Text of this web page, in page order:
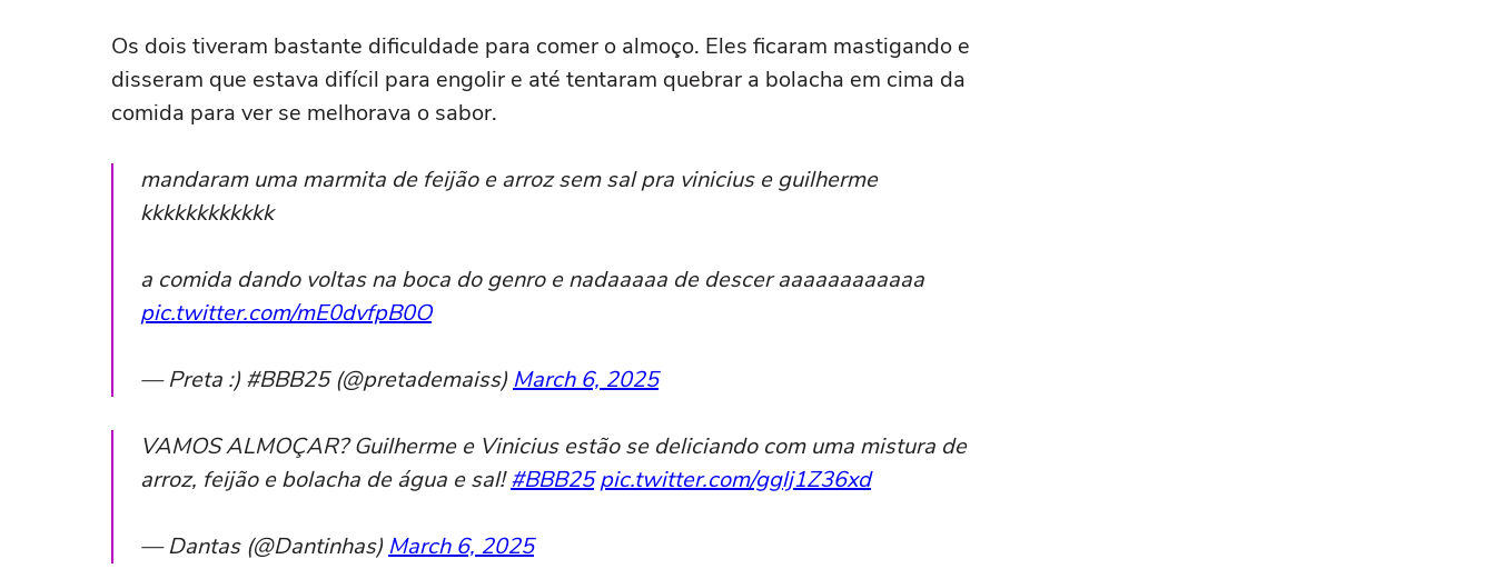
Os dois tiveram bastante dificuldade para comer o almoço. Eles ficaram mastigando e
disseram que estava difícil para engolir e até tentaram quebrar a bolacha em cima da
comida para ver se melhorava o sabor.
mandaram uma marmita de feijão e arroz sem sal pra vinicius e guilherme
kkkkkkkkkkkk
a comida dando voltas na boca do genro e nadaaaaa de descer aaaaaaaaaaaa
pic.twitter.com/mE0dvfpB0O
— Preta :) #BBB25 (@pretademaiss) March 6, 2025
VAMOS ALMOÇAR? Guilherme e Vinicius estão se deliciando com uma mistura de
arroz, feijão e bolacha de água e sal!#BBB25 pic.twitter.com/gglj1Z36xd
— Dantas (@Dantinhas) March 6, 2025